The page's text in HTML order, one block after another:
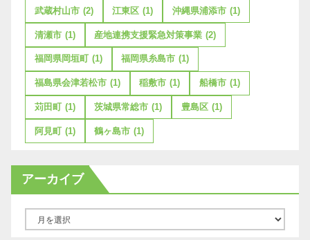
武蔵村山市 (2) 江東区 (1) 沖縄県浦添市 (1)
清瀬市 (1) 産地連携支援緊急対策事業 (2)
福岡県岡垣町 (1) 福岡県糸島市 (1)
福島県会津若松市 (1) 稲敷市 (1) 船橋市 (1)
苅田町 (1) 茨城県常総市 (1) 豊島区 (1)
阿見町 (1) 鶴ヶ島市 (1)
アーカイブ